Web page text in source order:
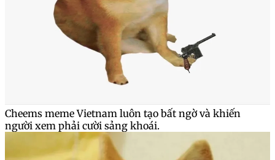
Cheems meme Vietnam luôn tạo bất ngờ và khiến
người xem phải cười sảng khoái.